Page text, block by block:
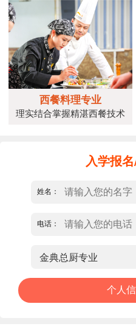
西餐料理专业
理实结合掌握精湛西餐技术
入学报
姓名：
电话：